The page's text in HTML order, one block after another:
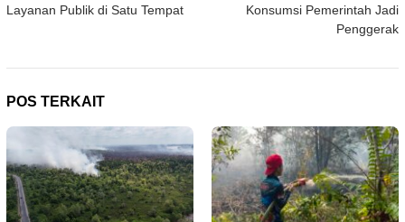
Layanan Publik di Satu Tempat
Konsumsi Pemerintah Jadi
Penggerak
POS TERKAIT